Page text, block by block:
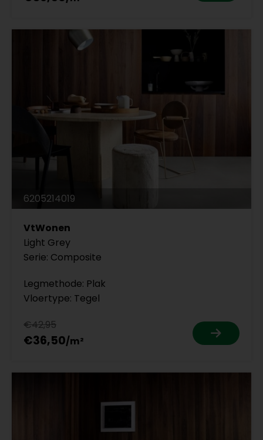
6205214019
VtWonen
Light Grey
Serie: Composite
Legmethode: Plak
Vloertype: Tegel
€42,95
€36,50